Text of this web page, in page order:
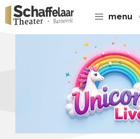
menu